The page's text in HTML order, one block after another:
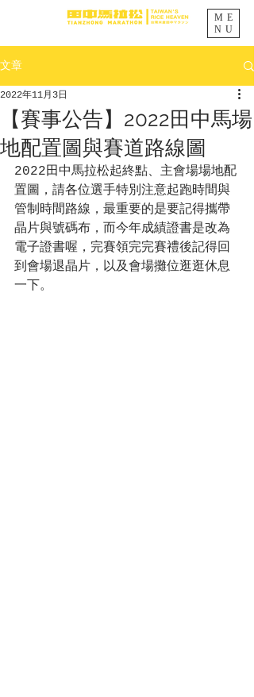
ME
NU
文章
【賽事公告】2022田中馬場
地配置圖與賽道路線圖
2022年11月3日
2022田中馬拉松起終點、主會場場地配
置圖，請各位選手特別注意起跑時間與
管制時間路線，最重要的是要記得攜帶
晶片與號碼布，而今年成績證書是改為
電子證書喔，完賽領完完賽禮後記得回
到會場退晶片，以及會場攤位逛逛休息
一下。